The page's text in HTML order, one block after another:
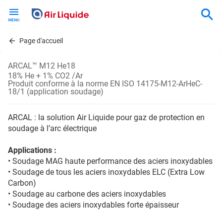
contentPage d'accueil
ARCAL™ M12 He18
18% He + 1% CO2 /Ar
Produit conforme à la norme EN ISO 14175-M12-ArHeC-
18/1 (application soudage)
ARCAL : la solution Air Liquide pour gaz de protection en
soudage à l’arc électrique
Applications :
• Soudage MAG haute performance des aciers inoxydables
• Soudage de tous les aciers inoxydables ELC (Extra Low
Carbon)
• Soudage au carbone des aciers inoxydables
• Soudage des aciers inoxydables forte épaisseur